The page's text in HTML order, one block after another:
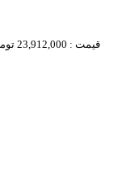
قیمت : 23,912,000 تومان